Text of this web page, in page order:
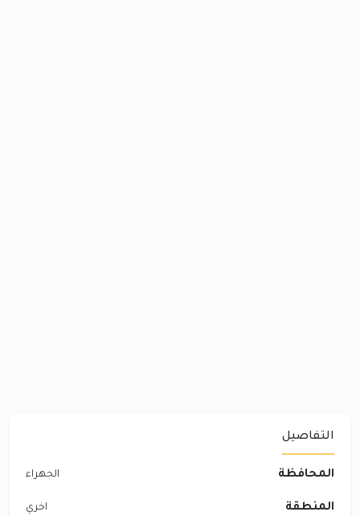
التفاصيل
المحافظة الجهراء
المنطقة اخري